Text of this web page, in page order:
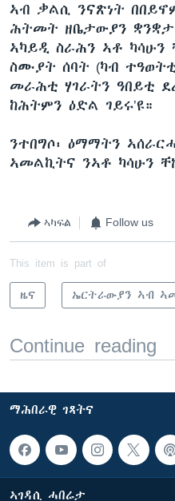
ኣብ ቃልሲ ንናጽነት
ሕትመት ዘቤታውያን
ኣካይዲ ስራሕን ኣቶ ካሳሁን
ስሙያት ሰባት (ካብ
መራሕቲ ሃገራትን ዓበይቲ
ከሕትምን ዕድል ገይሩ’ዩ።
ንተበግሶ፡ ዕማማትን
ኣመልኪትና ንኣቶ ካሳሁን
ኣካፍል Follow us
This item is part of
ዜና ኤርትራውያን ኣብ
Continue reading
ማሕበራዊ ገጻትና
ኣገዳሲ ሓበሬታ